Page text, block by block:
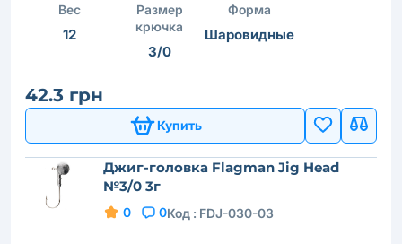
Вес
12
Размер
крючка
3/0
Форма
Шаровидные
42.3 грн
Купить
Джиг-головка Flagman Jig Head
№3/0 3г
0 0Код : FDJ-030-03